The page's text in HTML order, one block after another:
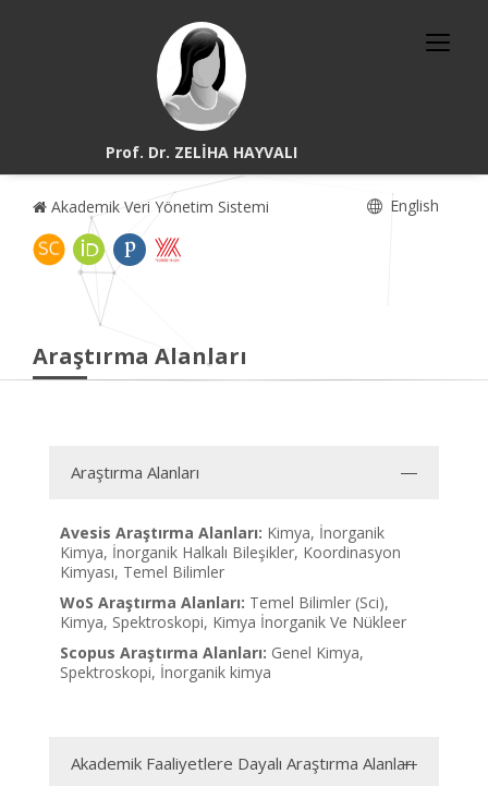
Prof. Dr. ZELİHA HAYVALI
Akademik Veri Yönetim Sistemi English
Araştırma Alanları
Araştırma Alanları
Avesis Araştırma Alanları: Kimya, İnorganik
Kimya, İnorganik Halkalı Bileşikler, Koordinasyon
Kimyası, Temel Bilimler
WoS Araştırma Alanları: Temel Bilimler (Sci),
Kimya, Spektroskopi, Kimya İnorganik Ve Nükleer
Scopus Araştırma Alanları: Genel Kimya,
Spektroskopi, İnorganik kimya
Akademik Faaliyetlere Dayalı Araştırma Alanları